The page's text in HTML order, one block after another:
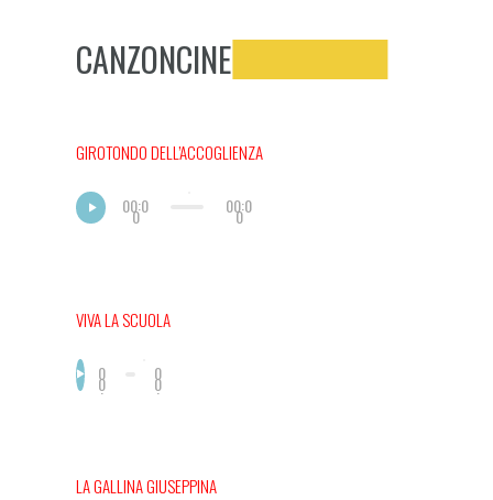
CANZONCINE
GIROTONDO DELL’ACCOGLIENZA
00:0
0 00:0
0
VIVA LA SCUOLA
0
0
:
0
0
:
LA GALLINA GIUSEPPINA